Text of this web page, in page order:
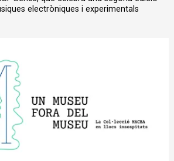
electròniques i experimentals